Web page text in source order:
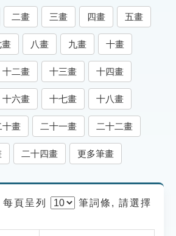
二畫 三畫 四畫 五畫
畫 八畫 九畫 十畫
十二畫 十三畫 十四畫
十六畫 十七畫 十八畫
十畫 二十一畫 二十二畫
二十四畫 更多筆畫
頁呈列 筆詞條, 請選擇